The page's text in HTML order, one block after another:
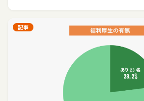
記事